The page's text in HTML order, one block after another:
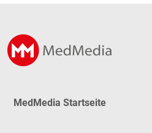
MedMedia Startseite